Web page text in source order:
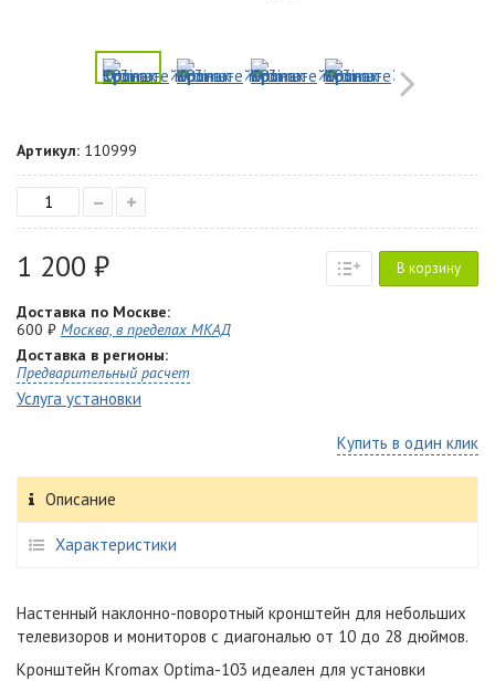
Артикул: 110999
– +
1 200 ₽ В корзину
Доставка по Москве:
600 ₽ Москва, в пределах МКАД
Доставка в регионы:
Предварительный расчет
Услуга установки
Купить в один клик
Описание
Характеристики
Настенный наклонно-поворотный кронштейн для небольших
телевизоров и мониторов с диагональю от 10 до 28 дюймов.
Кронштейн Kromax Optima-103 идеален для установки